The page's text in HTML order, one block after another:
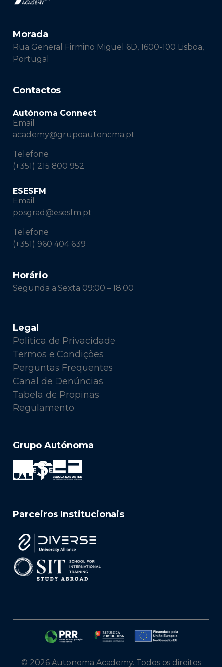
Morada
Rua General Firmino Miguel 6D, 1600-100 Lisboa,
Portugal
Contactos
Autónoma Connect
Email
academy@grupoautonoma.pt
Telefone
(+351) 215 800 952
ESESFM
Email
posgrad@esesfm.pt
Telefone
(+351) 960 404 639
Horário
Segunda a Sexta 09:00 – 18:00
Legal
Política de Privacidade
Termos e Condições
Perguntas Frequentes
Canal de Denúncias
Tabela de Propinas
Regulamento
Grupo Autónoma
Parceiros Institucionais
© 2026 Autonoma Academy. Todos os direitos